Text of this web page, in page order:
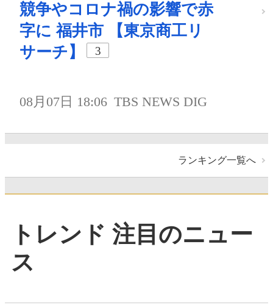
競争やコロナ禍の影響で赤
字に 福井市 【東京商工リ
サーチ】
3
08月07日 18:06 TBS NEWS DIG
ランキング一覧へ
トレンド 注目のニュー
ス